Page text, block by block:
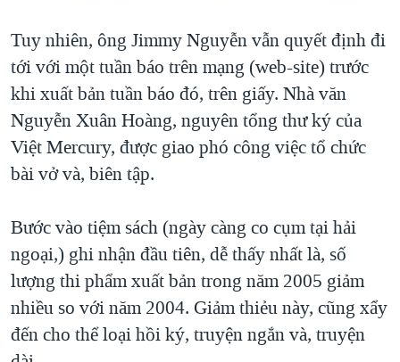
Tuy nhiên, ông Jimmy Nguyễn vẫn quyết định đi
tới với một tuần báo trên mạng (web-site) trước
khi xuất bản tuần báo đó, trên giấy. Nhà văn
Nguyễn Xuân Hoàng, nguyên tổng thư ký của
Việt Mercury, được giao phó công việc tổ chức
bài vở và, biên tập.
Bước vào tiệm sách (ngày càng co cụm tại hải
ngoại,) ghi nhận đầu tiên, dễ thấy nhất là, số
lượng thi phẩm xuất bản trong năm 2005 giảm
nhiều so với năm 2004. Giảm thiẻu này, cũng xẩy
đến cho thể loại hồi ký, truyện ngắn và, truyện